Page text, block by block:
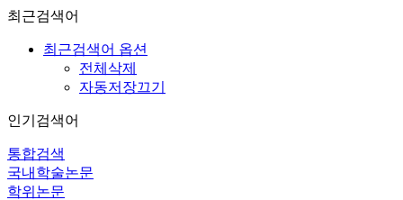
최근검색어
최근검색어 옵션
전체삭제
자동저장끄기
인기검색어
통합검색
국내학술논문
학위논문